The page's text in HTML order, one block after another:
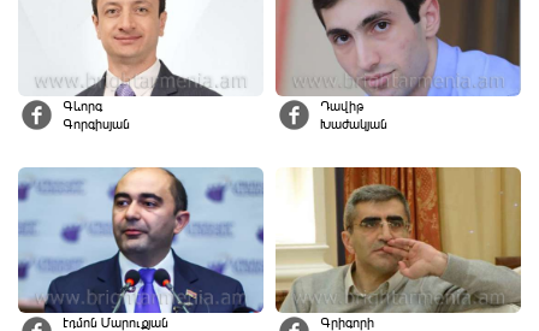
Գևորգ
Գորգիսյան
Դավիթ
Խաժակյան
Էդմոն Մարուքյան Գրիգորի